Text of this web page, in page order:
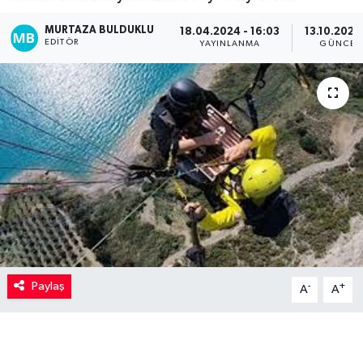
MURTAZA BULDUKLU
EDITÖR
18.04.2024 - 16:03
YAYINLANMA
Paylaş A- A+
Yaşam